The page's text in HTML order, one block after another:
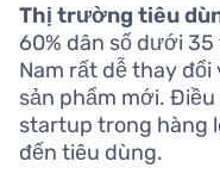
Thị trường tiêu
60% dân số dưới
Nam rất dễ thay
sản phẩm mới.
startup trong hàng
đến tiêu dùng.